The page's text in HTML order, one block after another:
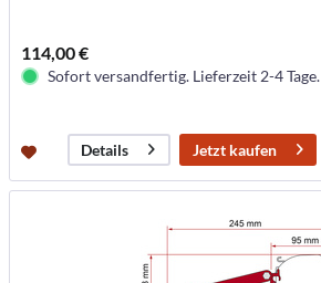
114,00 €
Sofort versandfertig. Lieferzeit 2-4 Tage.
Details Jetzt kaufen